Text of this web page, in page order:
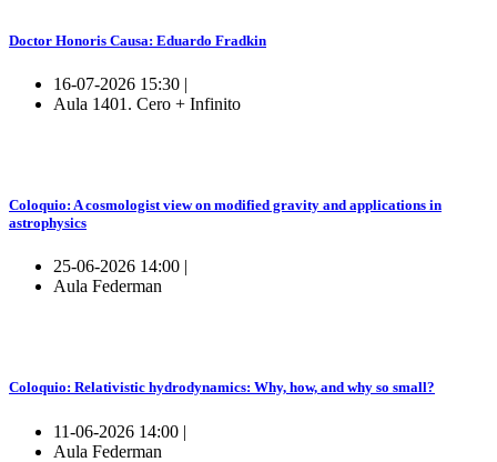
Doctor Honoris Causa: Eduardo Fradkin
16-07-2026 15:30 |
Aula 1401. Cero + Infinito
Coloquio: A cosmologist view on modified gravity and applications in
astrophysics
25-06-2026 14:00 |
Aula Federman
Coloquio: Relativistic hydrodynamics: Why, how, and why so small?
11-06-2026 14:00 |
Aula Federman